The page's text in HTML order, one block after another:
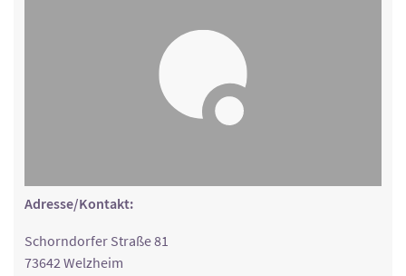
Adresse/Kontakt:
Schorndorfer Straße 81
73642 Welzheim